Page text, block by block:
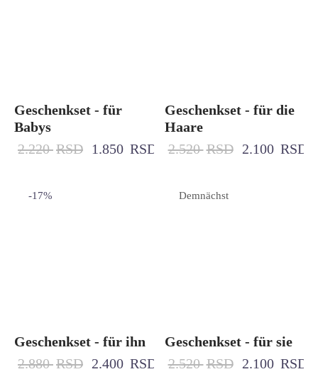
Geschenkset - für
Babys
2.220RSD 1.850 RSD
Geschenkset - für die
Haare
2.520RSD 2.100 RSD
-17%
Geschenkset - für ihn
2.880RSD 2.400 RSD
Demnächst
Geschenkset - für sie
2.520RSD 2.100 RSD